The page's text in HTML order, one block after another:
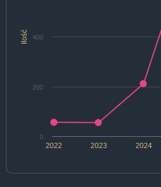
Ilość
2022 2024
2023
0
200
400